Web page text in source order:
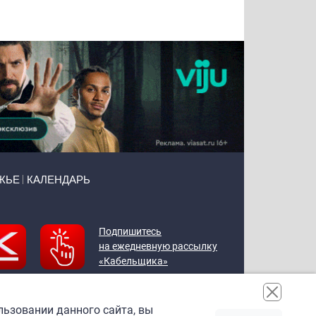
КАЛЕНДАРЬ
Подпишитесь
на ежедневную рассылку
«Кабельщика»
данного сайта, вы